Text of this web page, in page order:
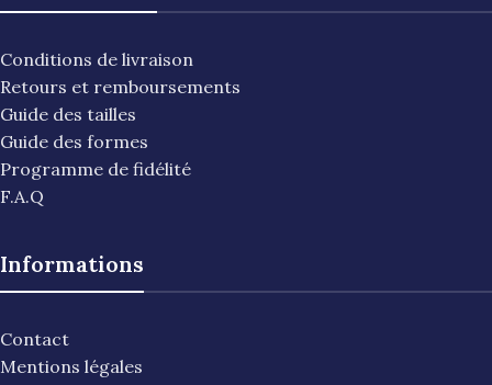
Conditions de livraison
Retours et remboursements
Guide des tailles
Guide des formes
Programme de fidélité
F.A.Q
Informations
Contact
Mentions légales